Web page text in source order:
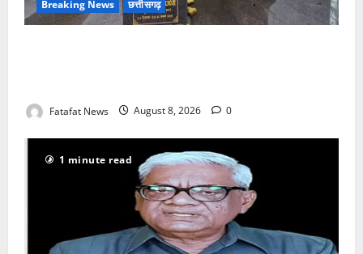
Breaking News छत्तीसगढ़
Fatafat News August 8, 2026 0
1 minute read